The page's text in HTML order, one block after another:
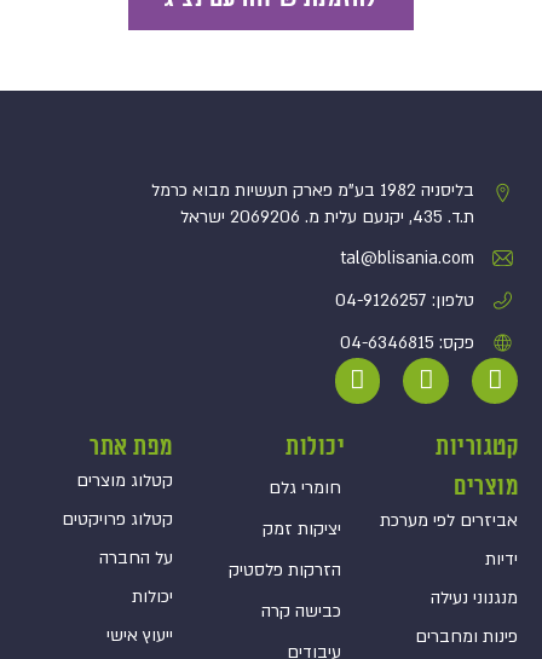
בליסניה 1982 בע”מ פארק תעשיות מבוא כרמל
ת.ד. 435, יקנעם עלית מ. 2069206 ישראל
tal@blisania.com‏
טלפון: 04-9126257
פקס: 04-6346815
קטגוריות
מוצרים
אביזרים לפי מערכת
ידיות
מנגנוני נעילה
פינות ומחברים
יכולות
חומרי גלם
יציקות זמק
הזרקות פלסטיק
כבישה קרה
עיבודים
מפת אתר
קטלוג מוצרים
קטלוג פרויקטים
על החברה
יכולות
ייעוץ אישי